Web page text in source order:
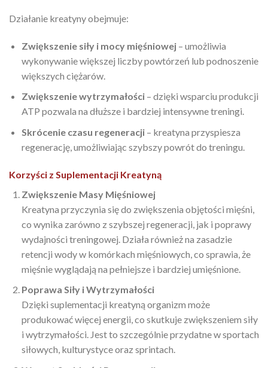
Działanie kreatyny obejmuje:
Zwiększenie siły i mocy mięśniowej– umożliwia
wykonywanie większej liczby powtórzeń lub podnoszenie
większych ciężarów.
Zwiększenie wytrzymałości– dzięki wsparciu produkcji
ATP pozwala na dłuższe i bardziej intensywne treningi.
Skrócenie czasu regeneracji– kreatyna przyspiesza
regenerację, umożliwiając szybszy powrót do treningu.
Korzyści z Suplementacji Kreatyną
Zwiększenie Masy Mięśniowej
Kreatyna przyczynia się do zwiększenia objętości mięśni,
co wynika zarówno z szybszej regeneracji, jak i poprawy
wydajności treningowej. Działa również na zasadzie
retencji wody w komórkach mięśniowych, co sprawia, że
mięśnie wyglądają na pełniejsze i bardziej umięśnione.
Poprawa Siły i Wytrzymałości
Dzięki suplementacji kreatyną organizm może
produkować więcej energii, co skutkuje zwiększeniem siły
i wytrzymałości. Jest to szczególnie przydatne w sportach
siłowych, kulturystyce oraz sprintach.